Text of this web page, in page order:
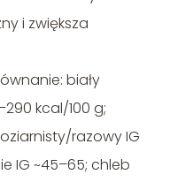
i zwiększa
biały
kcal/100 g;
razowy IG
IG ~45–65; chleb